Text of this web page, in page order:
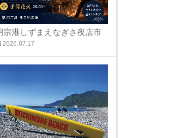
宗港しずまえなぎさ夜店市
2026.07.17